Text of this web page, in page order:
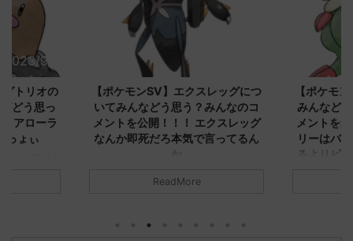
2023/9/8
トリオの
どう思っ
アローラ
っょぃ
【ポケモンSV】エクスレッグにつ
いてみんなどう思う？みんなのコ
メントを公開！！！ エクスレッグ
なんか即死だろ本気で言ってるん
か
う思ってる？ 初めの記事 元のス
ReadMore
【ポケモ
みんなど
メントを
リーはバ
るよりビ